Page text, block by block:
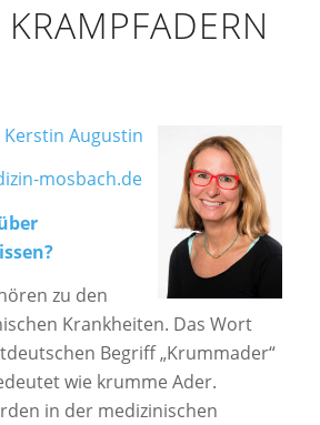
Kerstin Augustin
mosbach.de
zu den
Krankheiten. Das Wort
Begriff „Krummader“
wie krumme Ader.
in der medizinischen